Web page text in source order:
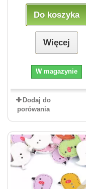
Do koszyka
Więcej
W magazynie
Dodaj do
porówania